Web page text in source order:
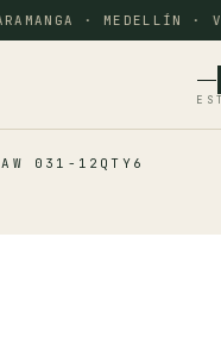
· MEDELLÍN ·
031-12QTY6